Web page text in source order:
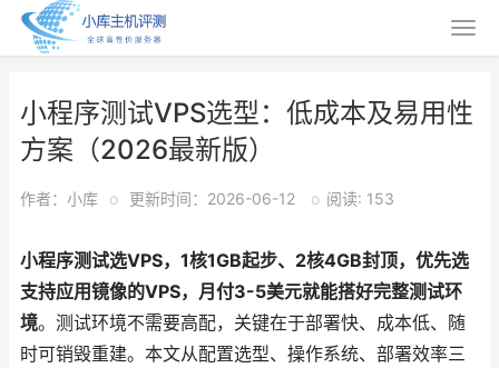
小程序测试VPS选型：低成本及易用性
方案（2026最新版）
作者：小库 o 更新时间：2026-06-12 o 阅读: 153
小程序测试选VPS，1核1GB起步、2核4GB封顶，优先选
支持应用镜像的VPS，月付3-5美元就能搭好完整测试环
境。测试环境不需要高配，关键在于部署快、成本低、随
时可销毁重建。本文从配置选型、操作系统、部署效率三